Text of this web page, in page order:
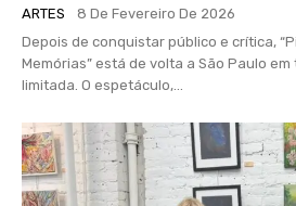
ARTES
8 De Fevereiro De 2026
Depois de conquistar público e crítica,
Memórias” está de volta a São Paulo
limitada. O espetáculo,...